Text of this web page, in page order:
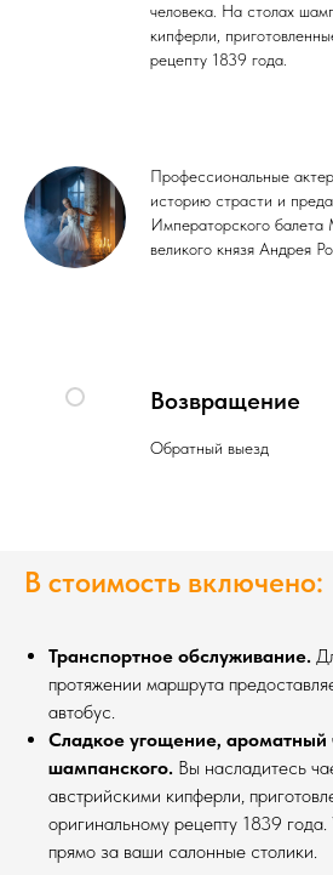
человека. На столах
кипферли,
рецепту 1839 года.
Профессиональные
историю страсти и
Императорского
великого князя Андрея
Возвращение
Обратный выезд
В стоимость включено:
Транспортное обслуживание.
протяжении маршрута
автобус.
Сладкое угощение, ароматный
шампанского. Вы насладитесь
австрийскими кипферли,
оригинальному рецепту 1839
прямо за ваши салонные столики.